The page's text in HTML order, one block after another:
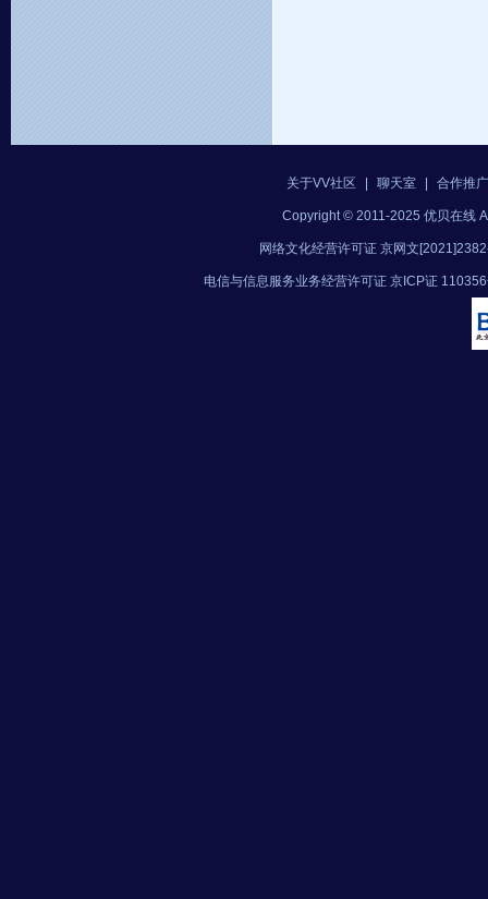
关于VV社区 聊天室 合作推广
Copyright © 2011-2025 优贝在线
网络文化经营许可证 京网文
电信与信息服务业务经营许可证 京ICP证